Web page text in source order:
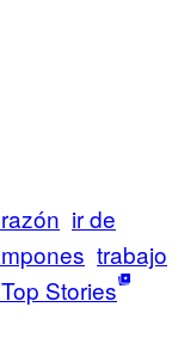
ir de
trabajo
Stories